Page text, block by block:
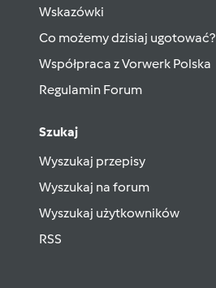
Wskazówki
Co możemy dzisiaj ugotować?
Współpraca z Vorwerk Polska
Regulamin Forum
Szukaj
Wyszukaj przepisy
Wyszukaj na forum
Wyszukaj użytkowników
RSS